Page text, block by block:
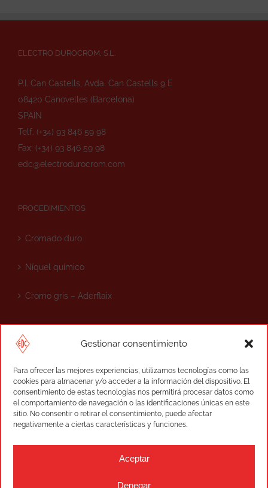
Gestionar consentimiento
Para ofrecer las mejores experiencias, utilizamos tecnologías como las
cookies para almacenar y/o acceder a la información del dispositivo. El
consentimiento de estas tecnologías nos permitirá procesar datos como
el comportamiento de navegación o las identificaciones únicas en este
sitio. No consentir o retirar el consentimiento, puede afectar
negativamente a ciertas características y funciones.
Aceptar
Denegar
ELECTRO DUROCROM, S.L.
P.I. Can Castells, Avda. Can Castells 9 E
08420 Canovelles (Barcelona)
SPAIN
Telf. (+34) 93 846 59 98
Fax: (+34) 93 846 59 98
edc@electrodurocrom.com
PROCEDIMIENTOS
Cromado duro
Níquel químico
Cromo gris – Aderflaix
MÁS INFORMACIÓN
Control de calidad
Contacto